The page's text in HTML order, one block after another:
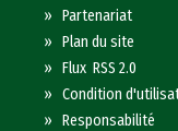
»Partenariat
»Plan du site
»Flux RSS 2.0
»Condition
»Responsabilité